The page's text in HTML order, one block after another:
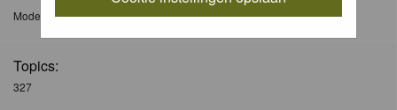
ModeratorModerators
Topics:
327